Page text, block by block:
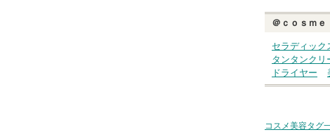
＠ｃｏｓｍｅ
セラディック
タンタンクリ
ドライヤー
コスメ美容タグ